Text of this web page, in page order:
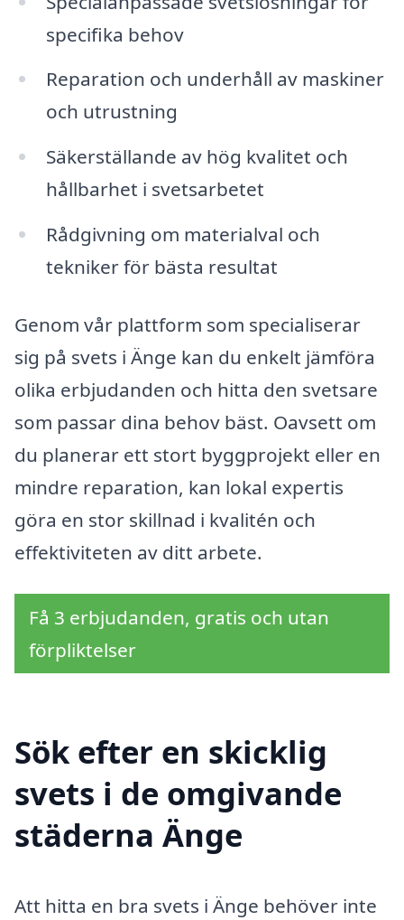
specifika behov
Reparation och underhåll av maskiner
och utrustning
Säkerställande av hög kvalitet och
hållbarhet i svetsarbetet
Rådgivning om materialval och
tekniker för bästa resultat
Genom vår plattform som specialiserar
sig på svets i Änge kan du enkelt jämföra
olika erbjudanden och hitta den svetsare
som passar dina behov bäst. Oavsett om
du planerar ett stort byggprojekt eller en
mindre reparation, kan lokal expertis
göra en stor skillnad i kvalitén och
effektiviteten av ditt arbete.
Få 3 erbjudanden, gratis och utan
förpliktelser
Sök efter en skicklig
svets i de omgivande
städerna Änge
Att hitta en bra svets i Änge behöver inte